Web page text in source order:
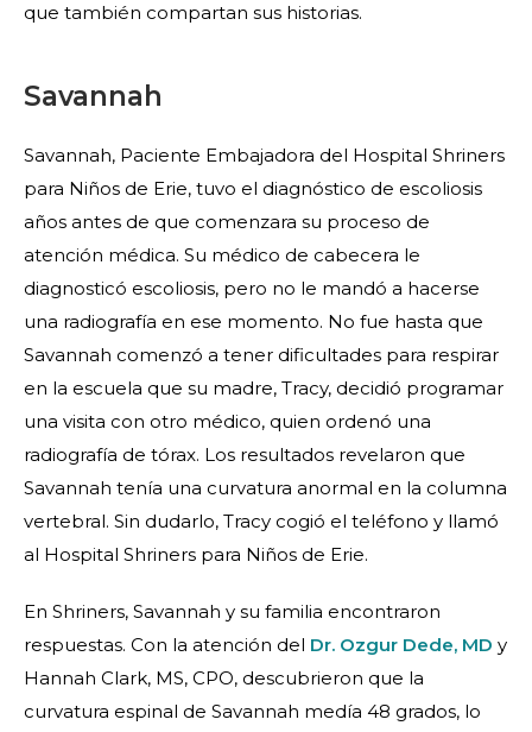
que también compartan sus historias.
Savannah
Savannah, Paciente Embajadora del Hospital Shriners
para Niños de Erie, tuvo el diagnóstico de escoliosis
años antes de que comenzara su proceso de
atención médica. Su médico de cabecera le
diagnosticó escoliosis, pero no le mandó a hacerse
una radiografía en ese momento. No fue hasta que
Savannah comenzó a tener dificultades para respirar
en la escuela que su madre, Tracy, decidió programar
una visita con otro médico, quien ordenó una
radiografía de tórax. Los resultados revelaron que
Savannah tenía una curvatura anormal en la columna
vertebral. Sin dudarlo, Tracy cogió el teléfono y llamó
al Hospital Shriners para Niños de Erie.
En Shriners, Savannah y su familia encontraron
respuestas. Con la atención del Dr. Ozgur Dede, MD y
Hannah Clark, MS, CPO, descubrieron que la
curvatura espinal de Savannah medía 48 grados, lo